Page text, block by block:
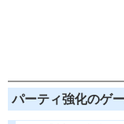
パーティ強化のゲ